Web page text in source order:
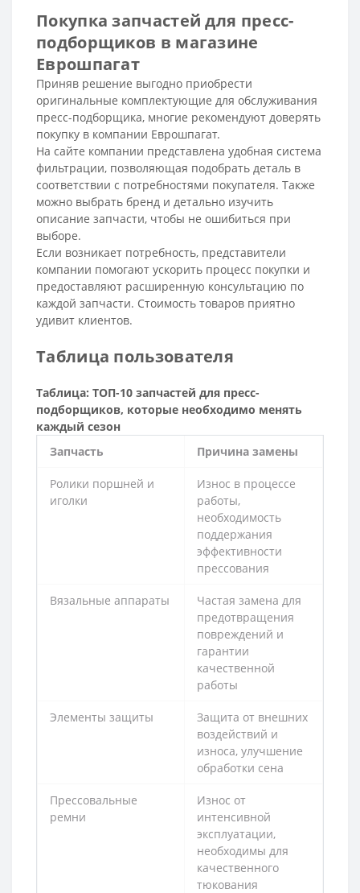
Покупка запчастей для пресс-
подборщиков в магазине
Еврошпагат
Приняв решение выгодно приобрести
оригинальные комплектующие для обслуживания
пресс-подборщика, многие рекомендуют доверять
покупку в компании Еврошпагат.
На сайте компании представлена удобная система
фильтрации, позволяющая подобрать деталь в
соответствии с потребностями покупателя. Также
можно выбрать бренд и детально изучить
описание запчасти, чтобы не ошибиться при
выборе.
Если возникает потребность, представители
компании помогают ускорить процесс покупки и
предоставляют расширенную консультацию по
каждой запчасти. Стоимость товаров приятно
удивит клиентов.
Таблица пользователя
Таблица: ТОП-10 запчастей для пресс-
подборщиков, которые необходимо менять
каждый сезон
Запчасть
Причина замены
Ролики поршней и
иголки
Износ в процессе
работы,
необходимость
поддержания
эффективности
прессования
Вязальные аппараты
Частая замена для
предотвращения
повреждений и
гарантии
качественной
работы
Элементы защиты
Защита от внешних
воздействий и
износа, улучшение
обработки сена
Прессовальные
ремни
Износ от
интенсивной
эксплуатации,
необходимы для
качественного
тюкования